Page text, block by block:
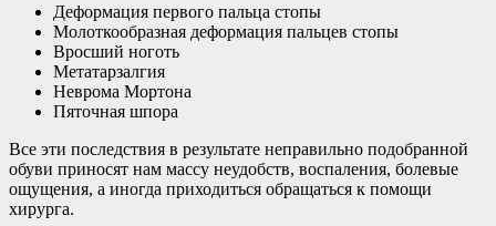
Деформация первого пальца стопы
Молоткообразная деформация пальцев стопы
Вросший ноготь
Метатарзалгия
Неврома Мортона
Пяточная шпора
Все эти последствия в результате неправильно подобранной
обуви приносят нам массу неудобств, воспаления, болевые
ощущения, а иногда приходиться обращаться к помощи
хирурга.